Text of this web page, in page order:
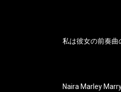
私は彼女の前奏曲
Naira Marley